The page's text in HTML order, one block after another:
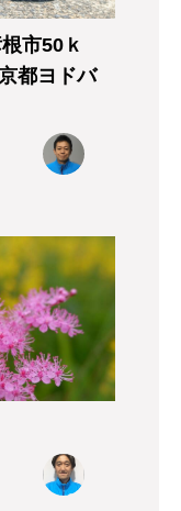
市50ｋ
都ヨドバ